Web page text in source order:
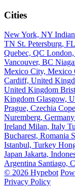
Cities
New York, NY
TN St. Petersburg, FL
Quebec, QC
Vancouver, BC
Mexico City, Mexico
Cardiff, United
United Kingdom
Kingdom Glasgow,
Prague, Czechia
Nuremberg, Germany
Ireland Milan, Italy
Bucharest, Romania
Istanbul, Turkey
Japan Jakarta,
Argentina Santiago,
© 2026 Hypebot
Privacy Policy